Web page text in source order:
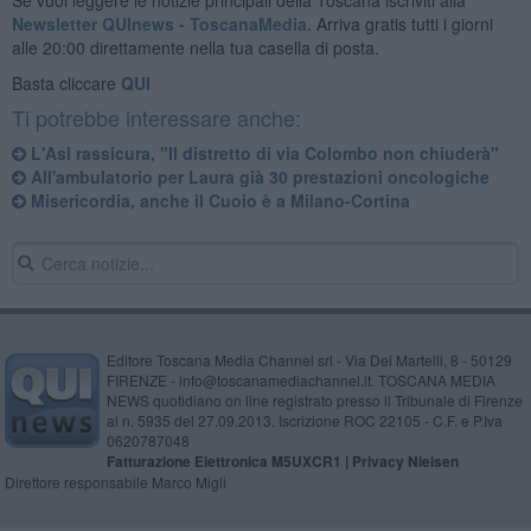
Newsletter QUInews - ToscanaMedia. Arriva gratis tutti i giorni
alle 20:00 direttamente nella tua casella di posta.
Basta cliccare QUI
Ti potrebbe interessare anche:
L'Asl rassicura, "Il distretto di via Colombo non chiuderà"
All'ambulatorio per Laura già 30 prestazioni oncologiche
Misericordia, anche il Cuoio è a Milano-Cortina
Editore Toscana Media Channel srl - Via Dei Martelli, 8 - 50129
FIRENZE - info@toscanamediachannel.it. TOSCANA MEDIA
NEWS quotidiano on line registrato presso il Tribunale di Firenze
al n. 5935 del 27.09.2013. Iscrizione ROC 22105 - C.F. e P.Iva
0620787048
Fatturazione Elettronica M5UXCR1 | Privacy Nielsen
Direttore responsabile Marco Migli